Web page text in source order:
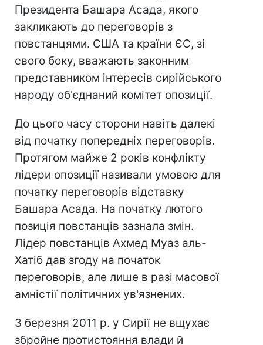
Президента Башара Асада, якого
закликають до переговорів з
повстанцями. США та країни ЄС, зі
свого боку, вважають законним
представником інтересів сирійського
народу об'єднаний комітет опозиції.
До цього часу сторони навіть далекі
від початку попередніх переговорів.
Протягом майже 2 років конфлікту
лідери опозиції називали умовою для
початку переговорів відставку
Башара Асада. На початку лютого
позиція повстанців зазнала змін.
Лідер повстанців Ахмед Муаз аль-
Хатіб дав згоду на початок
переговорів, але лише в разі масової
амністії політичних ув'язнених.
З березня 2011 р. у Сирії не вщухає
збройне протистояння влади й